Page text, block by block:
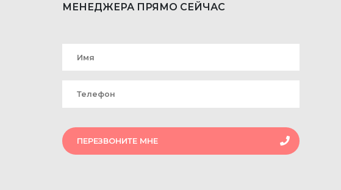
МЕНЕДЖЕРА ПРЯМО СЕЙЧАС
ПЕРЕЗВОНИТЕ МНЕ